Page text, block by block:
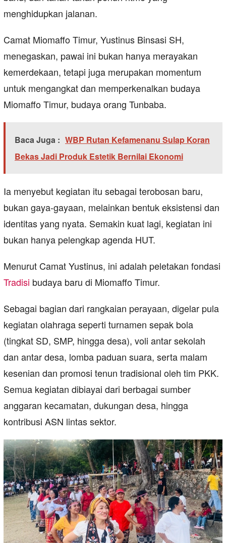
menghidupkan jalanan.
Camat Miomaffo Timur, Yustinus Binsasi SH,
menegaskan, pawai ini bukan hanya merayakan
kemerdekaan, tetapi juga merupakan momentum
untuk mengangkat dan memperkenalkan budaya
Miomaffo Timur, budaya orang Tunbaba.
Baca Juga : WBP Rutan Kefamenanu Sulap Koran
Bekas Jadi Produk Estetik Bernilai Ekonomi
Ia menyebut kegiatan itu sebagai terobosan baru,
bukan gaya-gayaan, melainkan bentuk eksistensi dan
identitas yang nyata. Semakin kuat lagi, kegiatan ini
bukan hanya pelengkap agenda HUT.
Menurut Camat Yustinus, ini adalah peletakan fondasi
Tradisi budaya baru di Miomaffo Timur.
Sebagai bagian dari rangkaian perayaan, digelar pula
kegiatan olahraga seperti turnamen sepak bola
(tingkat SD, SMP, hingga desa), voli antar sekolah
dan antar desa, lomba paduan suara, serta malam
kesenian dan promosi tenun tradisional oleh tim PKK.
Semua kegiatan dibiayai dari berbagai sumber
anggaran kecamatan, dukungan desa, hingga
kontribusi ASN lintas sektor.